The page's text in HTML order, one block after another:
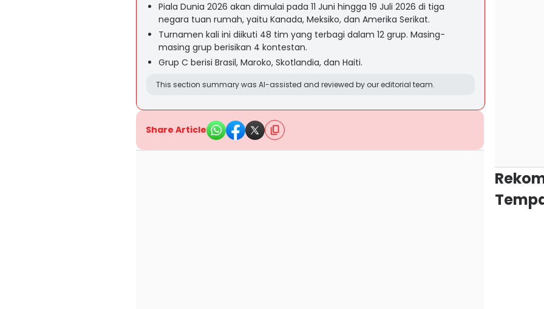
Piala Dunia 2026 akan dimulai pada 11 Juni hingga 19 Juli 2026 di tiga
negara tuan rumah, yaitu Kanada, Meksiko, dan Amerika Serikat.
Turnamen kali ini diikuti 48 tim yang terbagi dalam 12 grup. Masing-
masing grup berisikan 4 kontestan.
Grup C berisi Brasil, Maroko, Skotlandia, dan Haiti.
This section summary was AI-assisted and reviewed by our editorial team.
Share Article